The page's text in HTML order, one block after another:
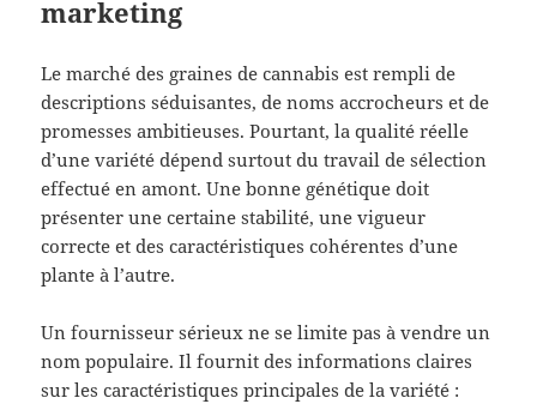
marketing
Le marché des graines de cannabis est rempli de
descriptions séduisantes, de noms accrocheurs et de
promesses ambitieuses. Pourtant, la qualité réelle
d’une variété dépend surtout du travail de sélection
effectué en amont. Une bonne génétique doit
présenter une certaine stabilité, une vigueur
correcte et des caractéristiques cohérentes d’une
plante à l’autre.
Un fournisseur sérieux ne se limite pas à vendre un
nom populaire. Il fournit des informations claires
sur les caractéristiques principales de la variété :